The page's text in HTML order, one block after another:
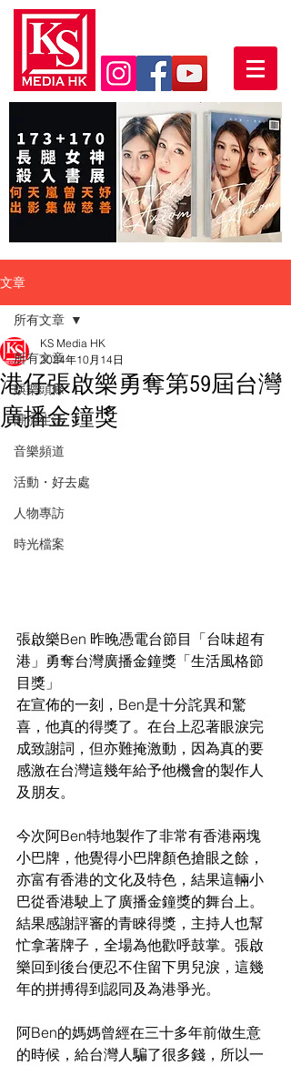
文章
所有文章
娛樂頭條
潮流生活
音樂頻道
活動・好去處
人物專訪
時光檔案
所有文章
港仔張啟樂勇奪第59屆台灣
廣播金鐘獎
KS Media HK
2024年10月14日
張啟樂Ben 昨晚憑電台節目「台味超有
港」勇奪台灣廣播金鐘獎「生活風格節
目獎」
在宣佈的一刻，Ben是十分詫異和驚
喜，他真的得獎了。在台上忍著眼淚完
成致謝詞，但亦難掩激動，因為真的要
感激在台灣這幾年給予他機會的製作人
及朋友。
今次阿Ben特地製作了非常有香港兩塊
小巴牌，他覺得小巴牌顏色搶眼之餘，
亦富有香港的文化及特色，結果這輛小
巴從香港駛上了廣播金鐘獎的舞台上。
結果感謝評審的青睞得獎，主持人也幫
忙拿著牌子，全場為他歡呼鼓掌。張啟
樂回到後台便忍不住留下男兒淚，這幾
年的拼搏得到認同及為港爭光。
阿Ben的媽媽曾經在三十多年前做生意
的時候，給台灣人騙了很多錢，所以一